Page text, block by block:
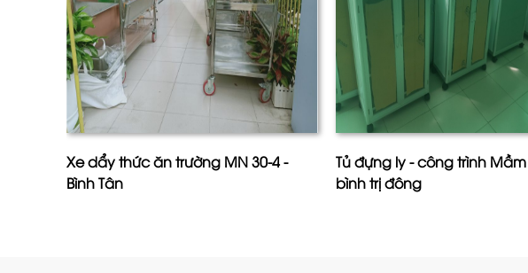
Xe dẩy thức ăn trường MN 30-4 -
Bình Tân
Tủ đựng ly - công trình
bình trị đông